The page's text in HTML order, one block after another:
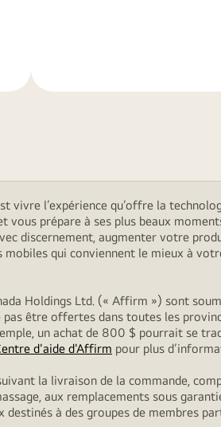
vivre l’expérience qu’offre la
prépare à ses plus beaux
discernement, augmenter votre
qui conviennent le mieux à
Holdings Ltd. (« Affirm ») sont
être offertes dans toutes les
un achat de 800 $ pourrait se
d'aide d'Affirm pour plus
la livraison de la commande,
aux remplacements sous
à des groupes de membres